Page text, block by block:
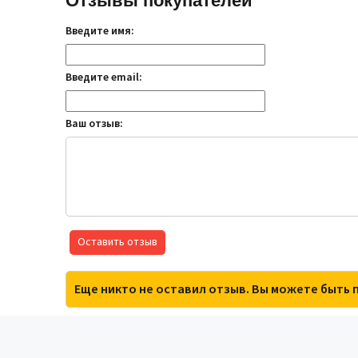
Введите имя:
Введите email:
Ваш отзыв:
Оставить отзыв
Еще никто не оставил отзыв. Вы можете быть